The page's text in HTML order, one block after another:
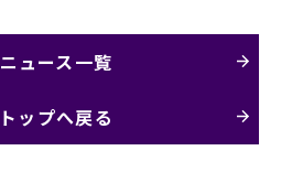
ニュース一覧
トップへ戻る